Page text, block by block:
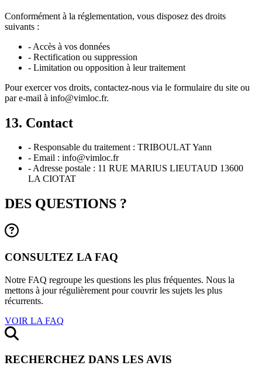
Conformément à la réglementation, vous disposez des droits
suivants :
- Accès à vos données
- Rectification ou suppression
- Limitation ou opposition à leur traitement
Pour exercer vos droits, contactez-nous via le formulaire du site ou
par e-mail à info@vimloc.fr.
13. Contact
- Responsable du traitement : TRIBOULAT Yann
- Email : info@vimloc.fr
- Adresse postale : 11 RUE MARIUS LIEUTAUD 13600
LA CIOTAT
DES QUESTIONS ?
CONSULTEZ LA FAQ
Notre FAQ regroupe les questions les plus fréquentes. Nous la
mettons à jour régulièrement pour couvrir les sujets les plus
récurrents.
VOIR LA FAQ
RECHERCHEZ DANS LES AVIS